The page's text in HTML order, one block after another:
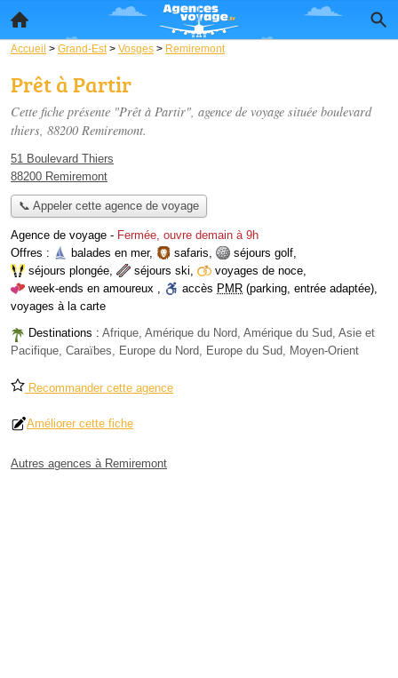
Accueil > Grand-Est > Vosges > Remiremont
Prêt à Partir
Cette fiche présente "Prêt à Partir", agence de voyage située boulevard
thiers, 88200 Remiremont.
51 Boulevard Thiers
88200 Remiremont
📞 Appeler cette agence de voyage
Agence de voyage - Fermée, ouvre demain à 9h
Offres :
balades en mer, safaris, séjours golf,
séjours plongée, séjours ski, voyages de noce,
week-ends en amoureux , accès PMR (parking, entrée adaptée),
voyages à la carte
Destinations : Afrique, Amérique du Nord, Amérique du Sud, Asie et
Pacifique, Caraïbes, Europe du Nord, Europe du Sud, Moyen-Orient
Recommander cette agence
Améliorer cette fiche
Autres agences à Remiremont